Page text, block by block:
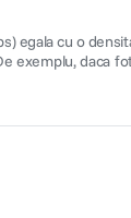
egala cu o